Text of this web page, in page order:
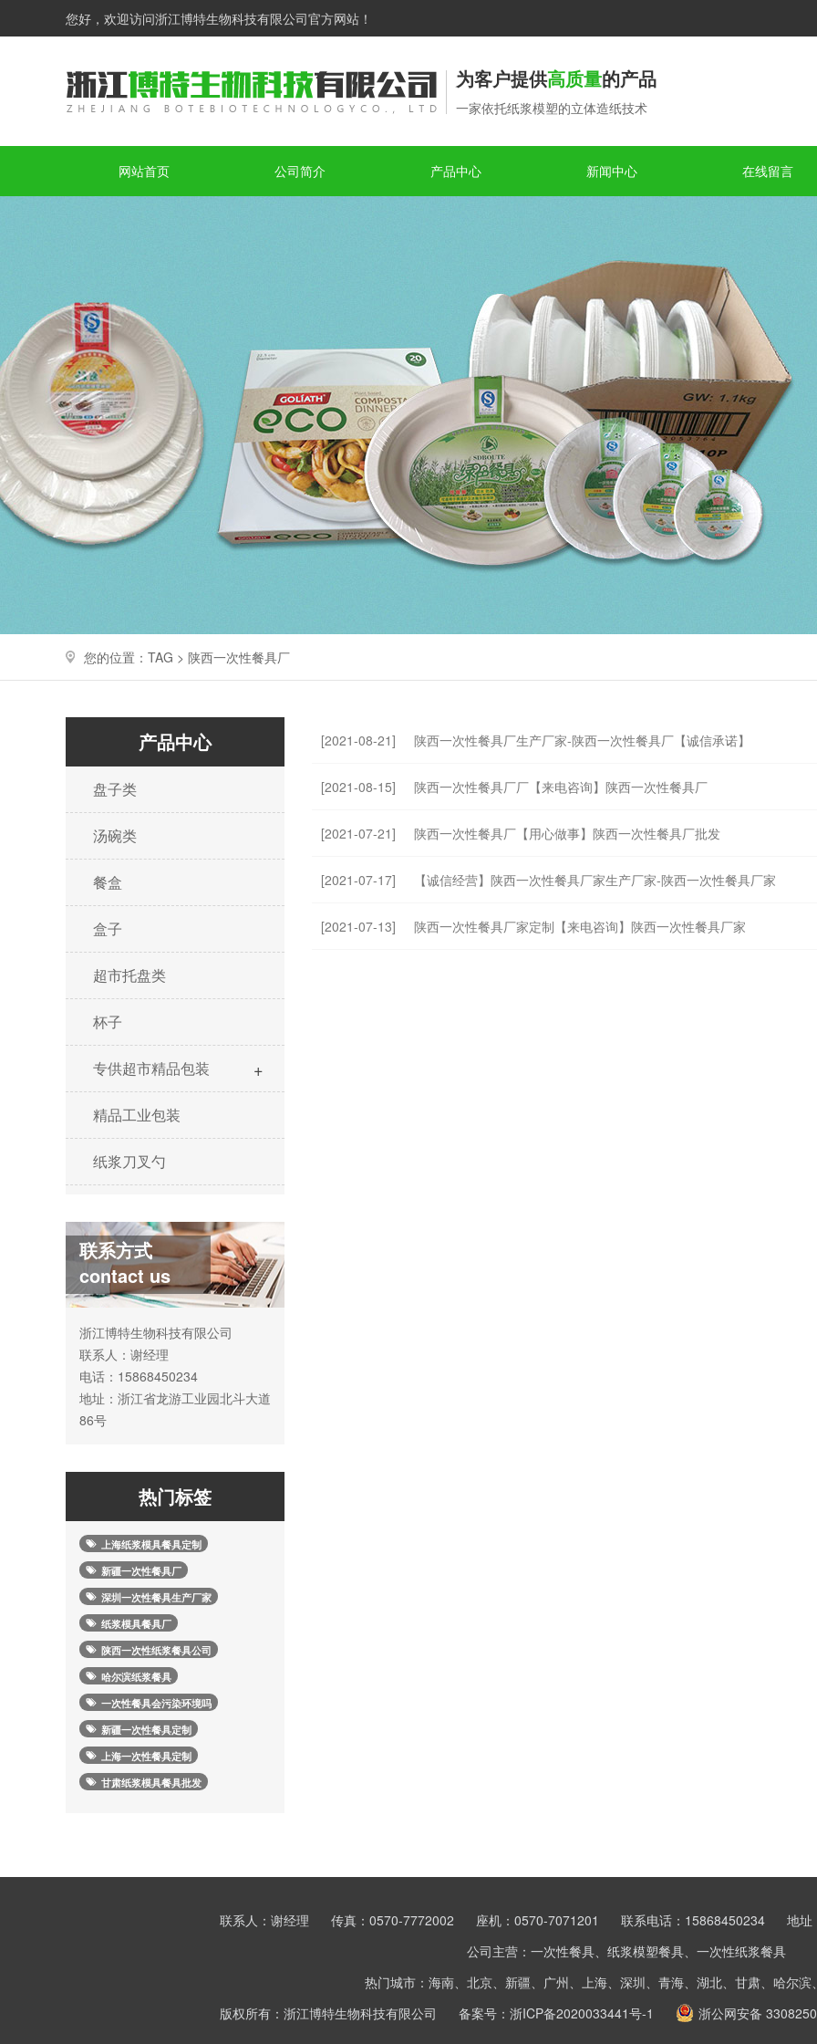
您好，欢迎访问浙江博特生物科技有限公司官方网站！
为客户提供高质量的产品
一家依托纸浆模塑的立体造纸技术
网站首页 公司简介 产品中心 新闻中心 在线留言
您的位置：TAG > 陕西一次性餐具厂
产品中心
盘子类
汤碗类
餐盒
盒子
超市托盘类
杯子
专供超市精品包装 +
精品工业包装
纸浆刀叉勺
联系方式
contact us
浙江博特生物科技有限公司
联系人：谢经理
电话：15868450234
地址：浙江省龙游工业园北斗大道
86号
热门标签
上海纸浆模具餐具定制
新疆一次性餐具厂
深圳一次性餐具生产厂家
纸浆模具餐具厂
陕西一次性纸浆餐具公司
哈尔滨纸浆餐具
一次性餐具会污染环境吗
新疆一次性餐具定制
上海一次性餐具定制
甘肃纸浆模具餐具批发
[2021-08-21] 陕西一次性餐具厂生产厂家-陕西一次性餐具厂【诚信承诺】
[2021-08-15] 陕西一次性餐具厂厂【来电咨询】陕西一次性餐具厂
[2021-07-21] 陕西一次性餐具厂【用心做事】陕西一次性餐具厂批发
[2021-07-17] 【诚信经营】陕西一次性餐具厂家生产厂家-陕西一次性餐具厂家
[2021-07-13] 陕西一次性餐具厂家定制【来电咨询】陕西一次性餐具厂家
联系人：谢经理 传真：0570-7772002 座机：0570-7071201 联系电话：15868450234
地址
公司主营：一次性餐具、纸浆模塑餐具、一次性纸浆餐具
热门城市：海南、北京、新疆、广州、上海、深圳、青海、湖北、甘肃、哈尔滨
版权所有：浙江博特生物科技有限公司
备案号： 浙ICP备2020033441号-1 浙公网安备